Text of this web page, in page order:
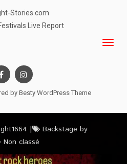
Stories.com
Live Report
by Besty WordPress Theme
Backstage by
Non classé